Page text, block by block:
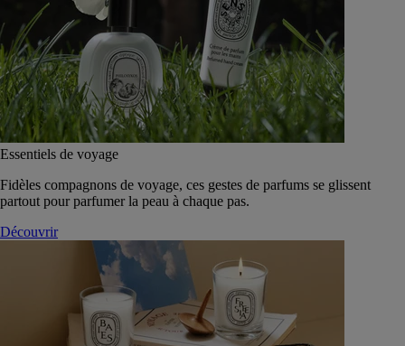
Essentiels de voyage
Fidèles compagnons de voyage, ces gestes de parfums se glissent
partout pour parfumer la peau à chaque pas.
Découvrir